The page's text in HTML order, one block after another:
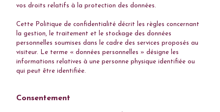
vos droits relatifs à la protection des données.
Cette Politique de confidentialité décrit les règles concernant
la gestion, le traitement et le stockage des données
personnelles soumises dans le cadre des services proposés au
visiteur. Le terme « données personnelles » désigne les
informations relatives à une personne physique identifiée ou
qui peut être identifiée.
Consentement